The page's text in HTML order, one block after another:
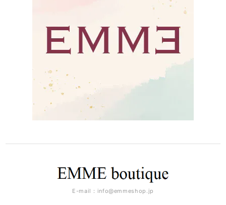
E-mail： info@emmeshop.jp